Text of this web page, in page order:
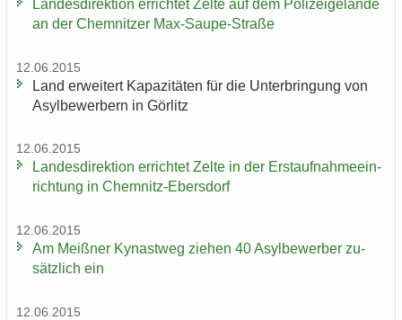
Lan­des­di­rek­ti­on er­rich­tet Zelte auf dem Po­li­zei­ge­län­de
an der Chem­nit­zer Max-​Saupe-Straße
12.06.2015
Land er­wei­tert Ka­pa­zi­tä­ten für die Un­ter­brin­gung von
Asyl­be­wer­bern in Gör­litz
12.06.2015
Lan­des­di­rek­ti­on er­rich­tet Zelte in der Erst­auf­nah­me­ein­
rich­tung in Chemnitz-​Ebersdorf
12.06.2015
Am Meiß­ner Ky­nast­weg zie­hen 40 Asyl­be­wer­ber zu­
sätz­lich ein
12.06.2015